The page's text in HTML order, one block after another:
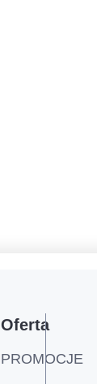
Oferta
PROMOCJE